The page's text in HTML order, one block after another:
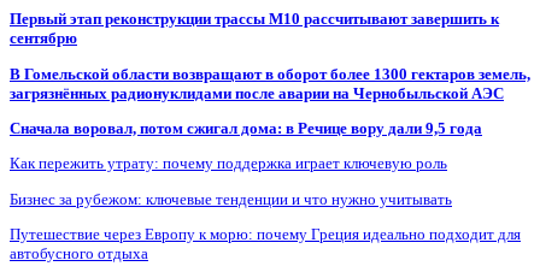
Первый этап реконструкции трассы М10 рассчитывают завершить к
сентябрю
В Гомельской области возвращают в оборот более 1300 гектаров земель,
загрязнённых радионуклидами после аварии на Чернобыльской АЭС
Сначала воровал, потом сжигал дома: в Речице вору дали 9,5 года
Как пережить утрату: почему поддержка играет ключевую роль
Бизнес за рубежом: ключевые тенденции и что нужно учитывать
Путешествие через Европу к морю: почему Греция идеально подходит для
автобусного отдыха